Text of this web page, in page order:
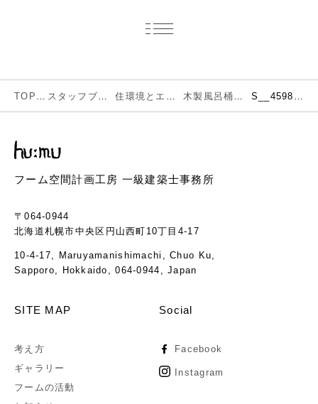
フーム空間計画工房 一級建築士事務所
〒064-0944
北海道札幌市中央区円山西町10丁目4-17
10-4-17, Maruyamanishimachi, Chuo Ku,
Sapporo, Hokkaido, 064-0944, Japan
SITE MAP
考え方
ギャラリー
フームの活動
Social
Facebook
Instagram